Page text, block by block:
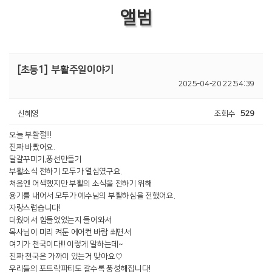
앨범
[초등1] 부활주일이야기
2025-04-20 22:54:39
신혜영 조회수 529
오늘 부활절!!!
진짜 바빴어요.
달걀꾸미기,풍선만들기
부활소식 전하기 모두가 열심였구요.
처음엔 어색했지만 부활의 소식을 전하기 위해
용기를 내어서 모두가 예수님의 부활하심을 전했어요.
자랑스럽습니다!
더웠어서 힘들었었는지 들어와서
목사님이 미리 켜둔 에어컨 바람 쐬면서
여기가 천국이다!!! 이렇게 말하는데~
진짜 천국은 가까이 있는거 맞아요♡
우리들의 포트락파티도 갈수록 풍성해집니다!